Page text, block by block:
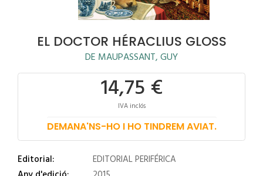
EL DOCTOR HÉRACLIUS GLOSS
DE MAUPASSANT, GUY
14,75 €
IVA inclós
DEMANA'NS-HO I HO TINDREM AVIAT.
Editorial:
EDITORIAL PERIFÉRICA